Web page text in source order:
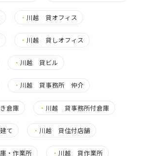
・ 川越 貸オフィス
・ 川越 貸しオフィス
・ 川越 貸ビル
・ 川越 貸事務所 仲介
倉庫 ・ 川越 貸事務所付倉庫
て ・ 川越 貸住付店舗
・作業所 ・ 川越 貸作業所